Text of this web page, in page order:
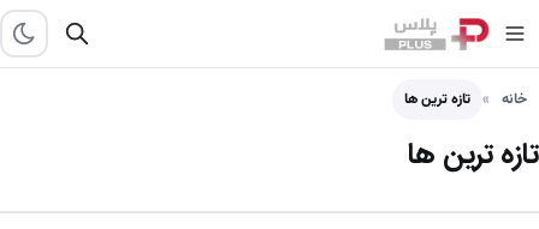
خانه تازه ترین ها
تازه ترین ها